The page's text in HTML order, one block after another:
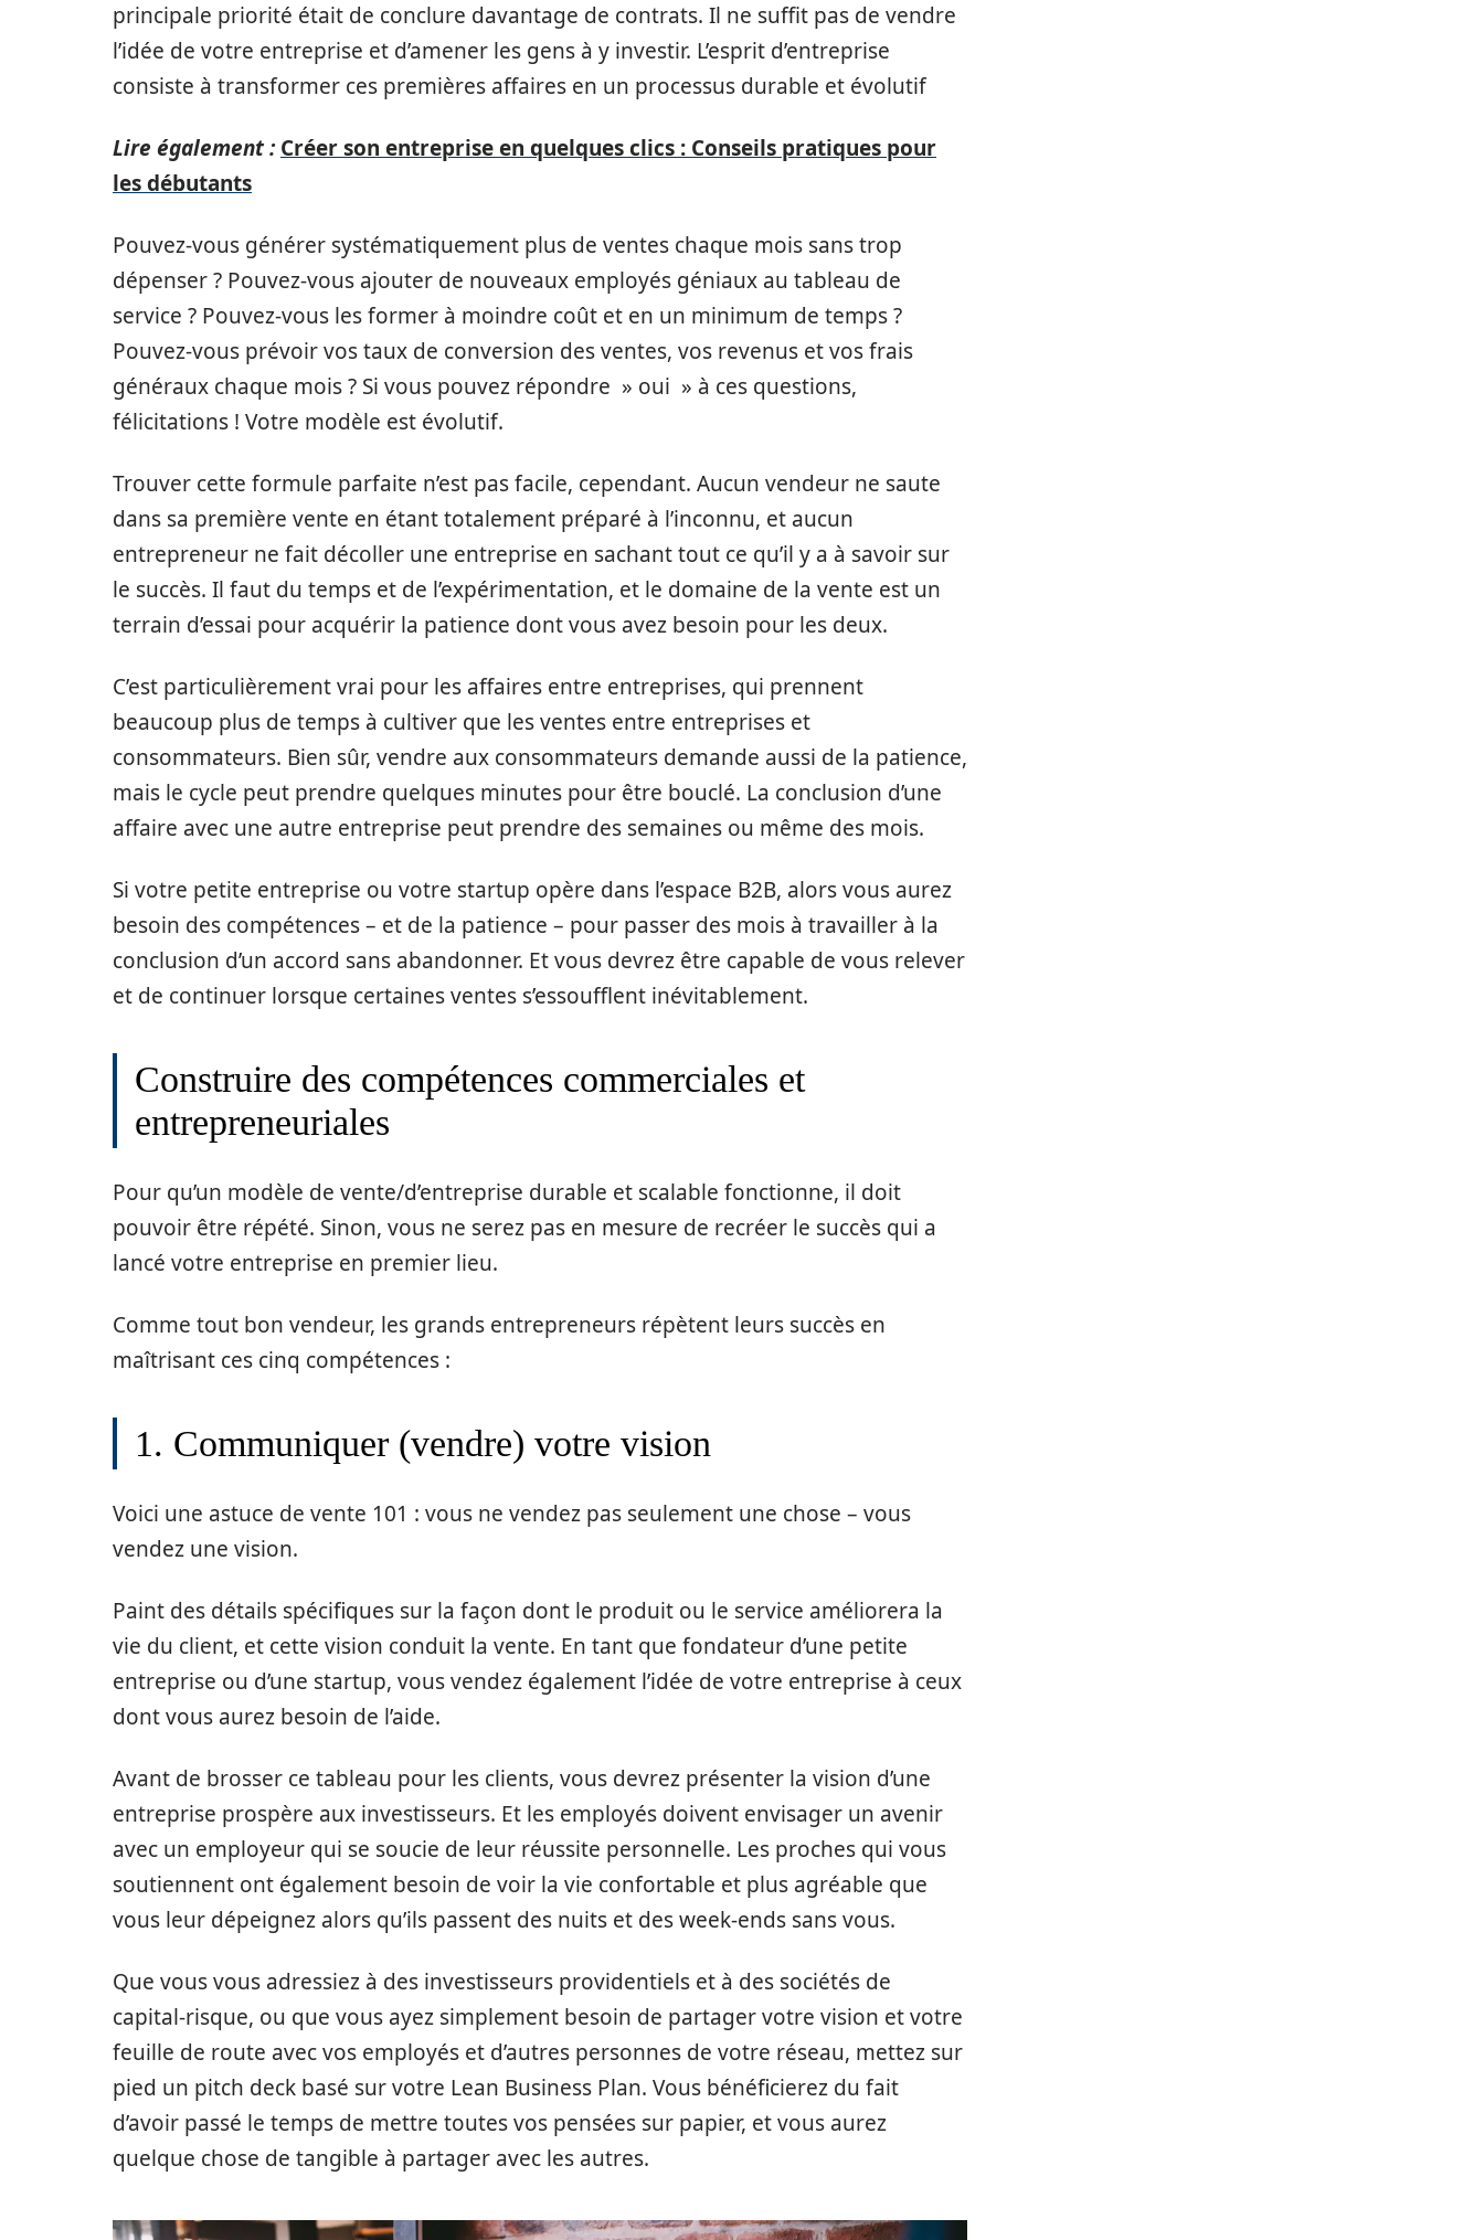
principale priorité était de conclure davantage de contrats. Il ne suffit pas de vendre
l’idée de votre entreprise et d’amener les gens à y investir. L’esprit d’entreprise
consiste à transformer ces premières affaires en un processus durable et évolutif
Lire également : Créer son entreprise en quelques clics : Conseils pratiques pour
les débutants
Pouvez-vous générer systématiquement plus de ventes chaque mois sans trop
dépenser ? Pouvez-vous ajouter de nouveaux employés géniaux au tableau de
service ? Pouvez-vous les former à moindre coût et en un minimum de temps ?
Pouvez-vous prévoir vos taux de conversion des ventes, vos revenus et vos frais
généraux chaque mois ? Si vous pouvez répondre » oui » à ces questions,
félicitations ! Votre modèle est évolutif.
Trouver cette formule parfaite n’est pas facile, cependant. Aucun vendeur ne saute
dans sa première vente en étant totalement préparé à l’inconnu, et aucun
entrepreneur ne fait décoller une entreprise en sachant tout ce qu’il y a à savoir sur
le succès. Il faut du temps et de l’expérimentation, et le domaine de la vente est un
terrain d’essai pour acquérir la patience dont vous avez besoin pour les deux.
C’est particulièrement vrai pour les affaires entre entreprises, qui prennent
beaucoup plus de temps à cultiver que les ventes entre entreprises et
consommateurs. Bien sûr, vendre aux consommateurs demande aussi de la patience,
mais le cycle peut prendre quelques minutes pour être bouclé. La conclusion d’une
affaire avec une autre entreprise peut prendre des semaines ou même des mois.
Si votre petite entreprise ou votre startup opère dans l’espace B2B, alors vous aurez
besoin des compétences – et de la patience – pour passer des mois à travailler à la
conclusion d’un accord sans abandonner. Et vous devrez être capable de vous relever
et de continuer lorsque certaines ventes s’essoufflent inévitablement.
Construire des compétences commerciales et
entrepreneuriales
Pour qu’un modèle de vente/d’entreprise durable et scalable fonctionne, il doit
pouvoir être répété. Sinon, vous ne serez pas en mesure de recréer le succès qui a
lancé votre entreprise en premier lieu.
Comme tout bon vendeur, les grands entrepreneurs répètent leurs succès en
maîtrisant ces cinq compétences :
1. Communiquer (vendre) votre vision
Voici une astuce de vente 101 : vous ne vendez pas seulement une chose – vous
vendez une vision.
Paint des détails spécifiques sur la façon dont le produit ou le service améliorera la
vie du client, et cette vision conduit la vente. En tant que fondateur d’une petite
entreprise ou d’une startup, vous vendez également l’idée de votre entreprise à ceux
dont vous aurez besoin de l’aide.
Avant de brosser ce tableau pour les clients, vous devrez présenter la vision d’une
entreprise prospère aux investisseurs. Et les employés doivent envisager un avenir
avec un employeur qui se soucie de leur réussite personnelle. Les proches qui vous
soutiennent ont également besoin de voir la vie confortable et plus agréable que
vous leur dépeignez alors qu’ils passent des nuits et des week-ends sans vous.
Que vous vous adressiez à des investisseurs providentiels et à des sociétés de
capital-risque, ou que vous ayez simplement besoin de partager votre vision et votre
feuille de route avec vos employés et d’autres personnes de votre réseau, mettez sur
pied un pitch deck basé sur votre Lean Business Plan. Vous bénéficierez du fait
d’avoir passé le temps de mettre toutes vos pensées sur papier, et vous aurez
quelque chose de tangible à partager avec les autres.